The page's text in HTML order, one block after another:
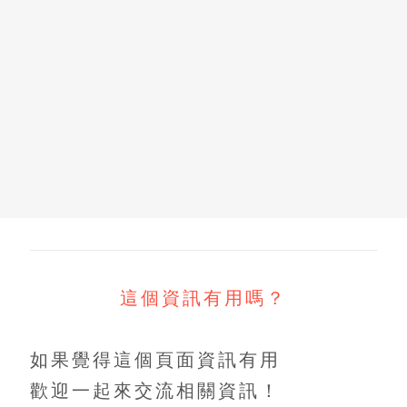
這個資訊有用嗎？
如果覺得這個頁面資訊有用
歡迎一起來交流相關資訊！